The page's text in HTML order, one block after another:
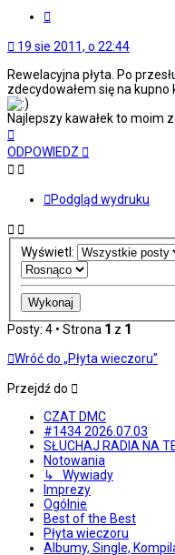
19 sie 2011, o 22:44
Rewelacyjna płyta. Po
zdecydowałem się na
Najlepszy kawałek to moim
górę
ODPOWIEDZ
Podgląd wydruku
Wyświetl:
Posty: 4 • Strona 1 z 1
Wróć do „Płyta wieczoru”
Przejdź do
CZAT DMC
#1434 2026.07.03
SŁUCHAJ RADIA NA
Notowania
↳ Wywiady
Imprezy
Ogólnie
Best of the Best
Płyta wieczoru
Albumy, Single,